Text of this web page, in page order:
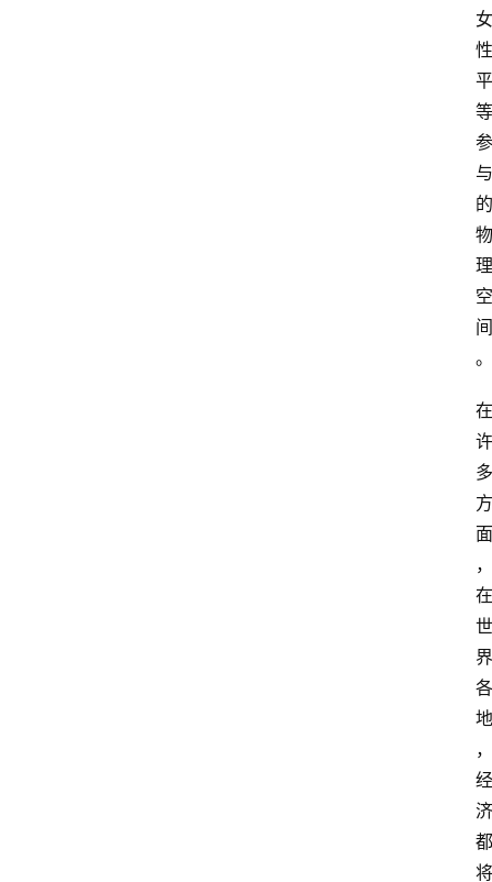
女
性
平
等
参
与
的
物
理
空
间
。
在
许
多
方
面
，
在
世
界
各
地
，
经
济
都
将